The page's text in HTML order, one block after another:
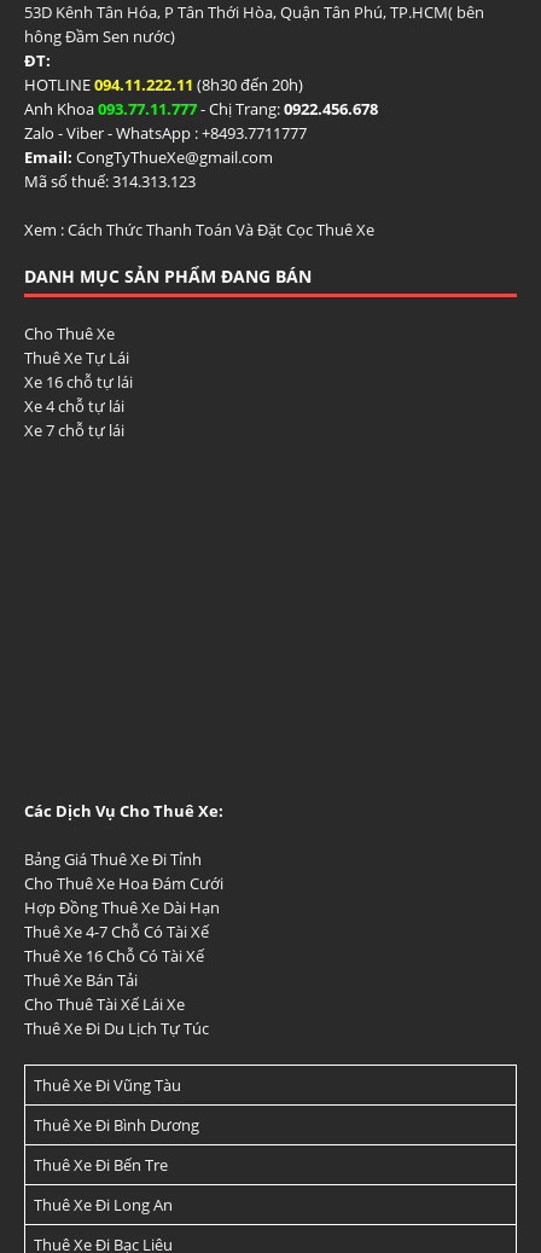
53D Kênh Tân Hóa, P Tân Thới Hòa, Quận Tân Phú, TP.HCM( bên
hông Đầm Sen nước)
ĐT:
HOTLINE094.11.222.11 (8h30 đến 20h)
Anh Khoa093.77.11.777- Chị Trang:0922.456.678
Zalo - Viber - WhatsApp : +8493.7711777
Email: CongTyThueXe@gmail.com
Mã số thuế: 314.313.123
Xem :Cách Thức Thanh Toán Và Đặt Cọc Thuê Xe
DANH MỤC SẢN PHẨM ĐANG BÁN
Cho Thuê Xe
Thuê Xe Tự Lái
Xe 16 chỗ tự lái
Xe 4 chỗ tự lái
Xe 7 chỗ tự lái
Các Dịch Vụ Cho Thuê Xe:
Bảng Giá Thuê Xe Đi Tỉnh
Cho Thuê Xe Hoa Đám Cưới
Hợp Đồng Thuê Xe Dài Hạn
Thuê Xe 4-7 Chỗ Có Tài Xế
Thuê Xe 16 Chỗ Có Tài Xế
Thuê Xe Bán Tải
Cho Thuê Tài Xế Lái Xe
Thuê Xe Đi Du Lịch Tự Túc
Thuê Xe Đi Vũng Tàu
Thuê Xe Đi Bình Dương
Thuê Xe Đi Bến Tre
Thuê Xe Đi Long An
Thuê Xe Đi Bạc Liêu